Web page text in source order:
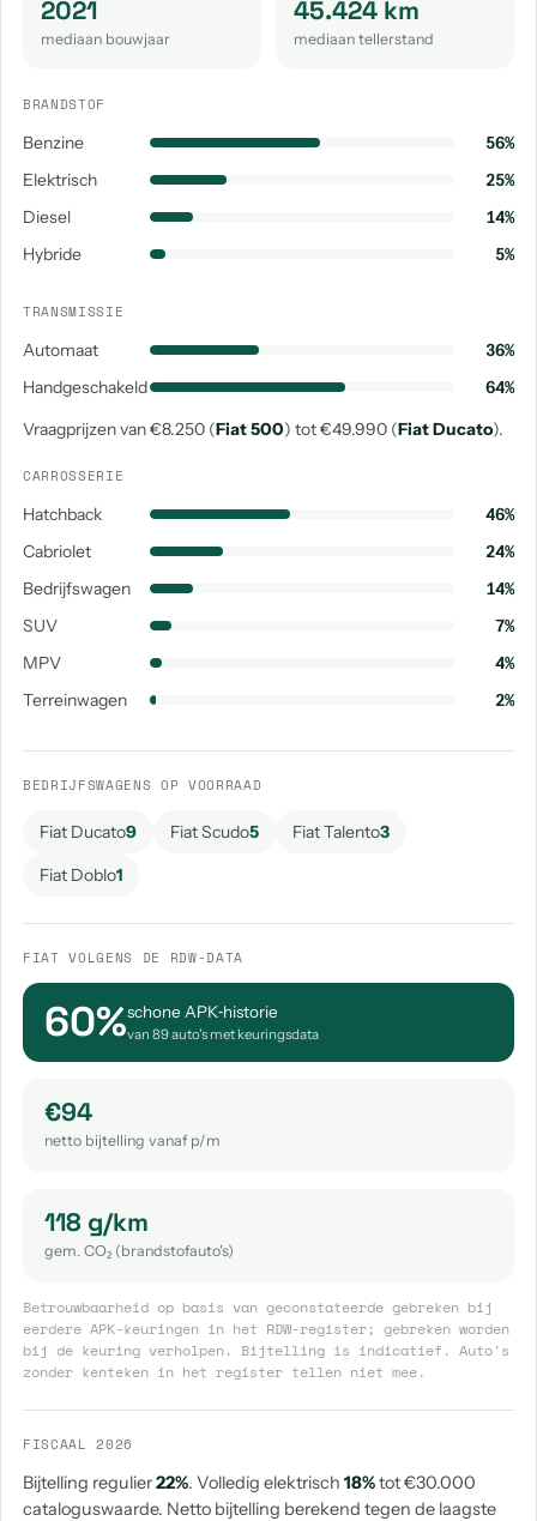
2021
mediaan bouwjaar
45.424 km
mediaan tellerstand
BRANDSTOF
Benzine
56%
Elektrisch
25%
Diesel
14%
Hybride
5%
TRANSMISSIE
Automaat
36%
Handgeschakeld
64%
Vraagprijzen van €8.250 (Fiat 500) tot €49.990 (Fiat Ducato).
CARROSSERIE
Hatchback
46%
Cabriolet
24%
Bedrijfswagen
14%
SUV
7%
MPV
4%
Terreinwagen
2%
BEDRIJFSWAGENS OP VOORRAAD
Fiat Ducato9 Fiat Scudo5 Fiat Talento3
Fiat Doblo1
FIAT VOLGENS DE RDW-DATA
60%schone APK‑historie
van 89 auto's met keuringsdata
€94
netto bijtelling vanaf p/m
118 g/km
gem. CO₂ (brandstofauto's)
Betrouwbaarheid op basis van geconstateerde gebreken bij
eerdere APK-keuringen in het RDW-register; gebreken worden
bij de keuring verholpen. Bijtelling is indicatief. Auto's
zonder kenteken in het register tellen niet mee.
FISCAAL 2026
Bijtelling regulier22%. Volledig elektrisch 18%tot €30.000
cataloguswaarde. Netto bijtelling berekend tegen de laagste